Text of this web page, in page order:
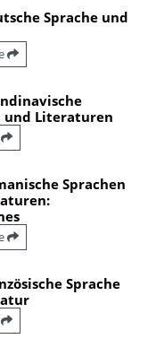
Sprache und
und Literaturen
Sprachen
Sprache